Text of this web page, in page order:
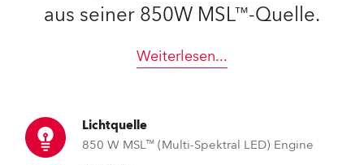
aus seiner 850W MSL™-Quelle.
Weiterlesen...
Lichtquelle
850 W MSL™ (Multi-Spektral LED) Engine